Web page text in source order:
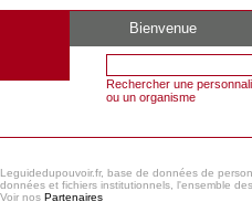
Bienvenue
Rechercher une
ou un organisme
Leguidedupouvoir.fr, base de données de
données et fichiers institutionnels, l'ensemble
Voir nos Partenaires